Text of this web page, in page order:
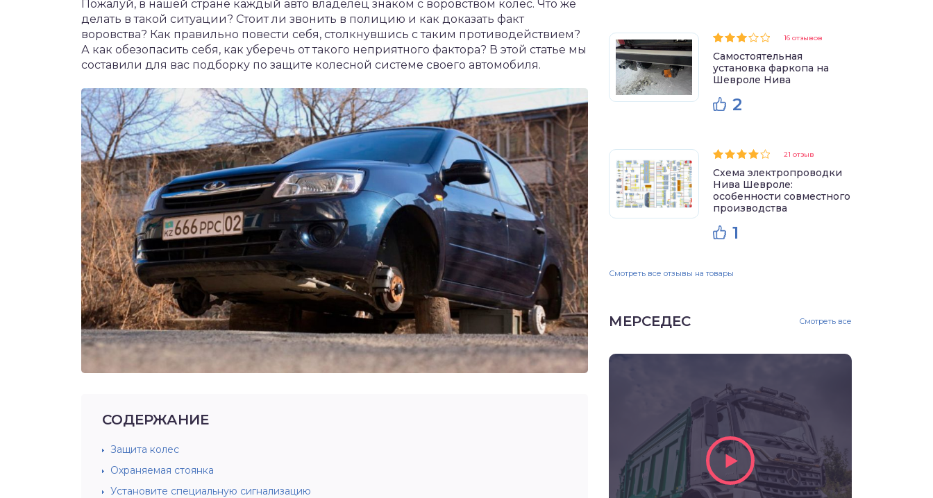
Пожалуй, в нашей стране каждый авто владелец знаком с воровством колес. Что же
делать в такой ситуации? Стоит ли звонить в полицию и как доказать факт
воровства? Как правильно повести себя, столкнувшись с таким противодействием?
А как обезопасить себя, как уберечь от такого неприятного фактора? В этой статье мы
составили для вас подборку по защите колесной системе своего автомобиля.
СОДЕРЖАНИЕ
Защита колес
Охраняемая стоянка
Установите специальную сигнализацию
16 отзывов
Самостоятельная
установка фаркопа на
Шевроле Нива
2
21 отзыв
Схема электропроводки
Нива Шевроле:
особенности совместного
производства
1
Смотреть все отзывы на товары
МЕРСЕДЕС Смотреть все